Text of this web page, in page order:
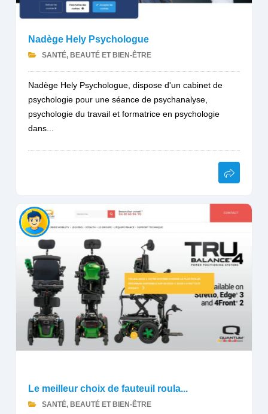
Nadège Hely Psychologue
SANTÉ, BEAUTÉ ET BIEN-ÊTRE
Nadège Hely Psychologue, dispose d'un cabinet de
psychologie pour une séance de psychanalyse,
psychologie du travail et formatrice en psychologie
dans...
Le meilleur choix de fauteuil roula...
SANTÉ, BEAUTÉ ET BIEN-ÊTRE